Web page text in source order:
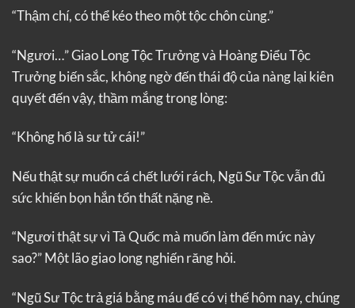
“Thậm chí, có thể kéo theo một tộc chôn cùng.”
“Ngươi…” Giao Long Tộc Trưởng và Hoàng Điểu Tộc
Trưởng biến sắc, không ngờ đến thái độ của nàng lại kiên
quyết đến vậy, thầm mắng trong lòng:
“Không hổ là sư tử cái!”
Nếu thật sự muốn cá chết lưới rách, Ngũ Sư Tộc vẫn đủ
sức khiến bọn hắn tổn thất nặng nề.
“Ngươi thật sự vì Tà Quốc mà muốn làm đến mức này
sao?” Một lão giao long nghiến răng hỏi.
“Ngũ Sư Tộc trả giá bằng máu để có vị thế hôm nay, chúng